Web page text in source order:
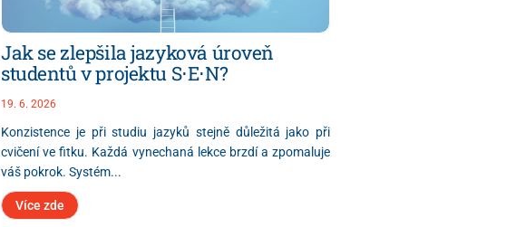
Jak se zlepšila jazyková úroveň
studentů v projektu S⋅E⋅N?
19. 6. 2026
Konzistence je při studiu jazyků stejně důležitá jako při
cvičení ve fitku. Každá vynechaná lekce brzdí a zpomaluje
váš pokrok. Systém...
Více zde